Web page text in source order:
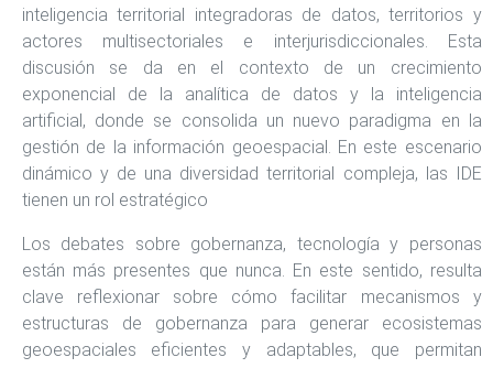
inteligencia territorial integradoras de datos, territorios y
actores multisectoriales e interjurisdiccionales. Esta
discusión se da en el contexto de un crecimiento
exponencial de la analítica de datos y la inteligencia
artificial, donde se consolida un nuevo paradigma en la
gestión de la información geoespacial. En este escenario
dinámico y de una diversidad territorial compleja, las IDE
tienen un rol estratégico
Los debates sobre gobernanza, tecnología y personas
están más presentes que nunca. En este sentido, resulta
clave reflexionar sobre cómo facilitar mecanismos y
estructuras de gobernanza para generar ecosistemas
geoespaciales eficientes y adaptables, que permitan